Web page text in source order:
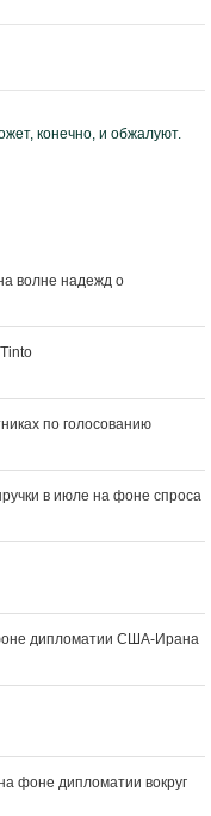
конечно, и обжалуют.
волне надежд о
по голосованию
в июле на фоне спроса
дипломатии США‑Ирана
фоне дипломатии вокруг